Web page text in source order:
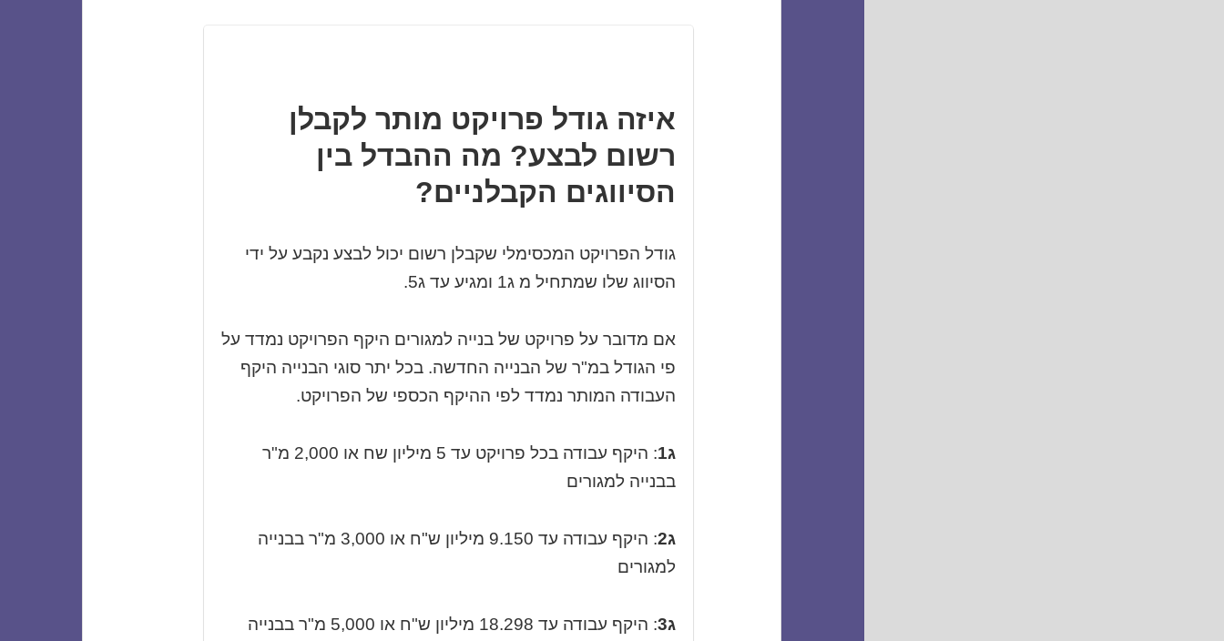
איזה גודל פרויקט מותר לקבלן
רשום לבצע? מה ההבדל בין
הסיווגים הקבלניים?
גודל הפרויקט המכסימלי שקבלן רשום יכול לבצע נקבע על ידי
הסיווג שלו שמתחיל מ ג1 ומגיע עד ג5.
אם מדובר על פרויקט של בנייה למגורים היקף הפרויקט נמדד על
פי הגודל במ"ר של הבנייה החדשה. בכל יתר סוגי הבנייה היקף
העבודה המותר נמדד לפי ההיקף הכספי של הפרויקט.
ג1
: היקף עבודה בכל פרויקט עד 5 מיליון שח או 2,000 מ"ר
בבנייה למגורים
ג2
: היקף עבודה עד 9.150 מיליון ש"ח או 3,000 מ"ר בבנייה
למגורים
ג3
: היקף עבודה עד 18.298 מיליון ש"ח או 5,000 מ"ר בבנייה